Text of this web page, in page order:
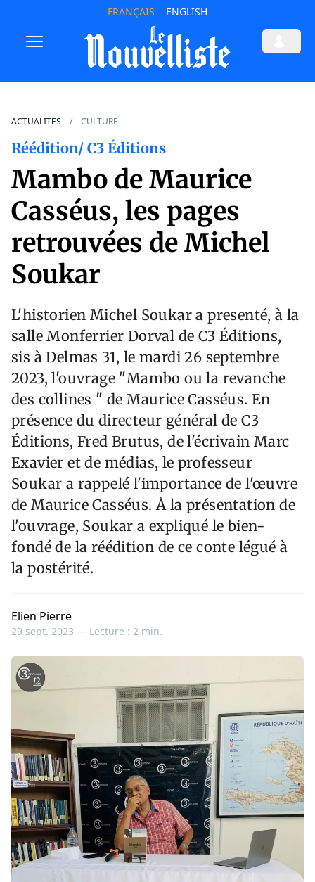
FRANÇAIS ENGLISH
ACTUALITES CULTURE
Réédition/ C3 Éditions
Mambo de Maurice
Casséus, les pages
retrouvées de Michel
Soukar
L'historien Michel Soukar a presenté, à la
salle Monferrier Dorval de C3 Éditions,
sis à Delmas 31, le mardi 26 septembre
2023, l'ouvrage "Mambo ou la revanche
des collines " de Maurice Casséus. En
présence du directeur général de C3
Éditions, Fred Brutus, de l'écrivain Marc
Exavier et de médias, le professeur
Soukar a rappelé l'importance de l'œuvre
de Maurice Casséus. À la présentation de
l'ouvrage, Soukar a expliqué le bien-
fondé de la réédition de ce conte légué à
la postérité.
Elien Pierre
29 sept. 2023 — Lecture : 2 min.